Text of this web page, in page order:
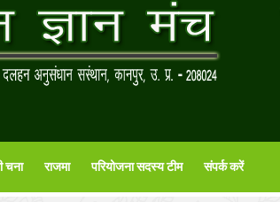
चना राजमा परियोजना सदस्य टीम संपर्क करें